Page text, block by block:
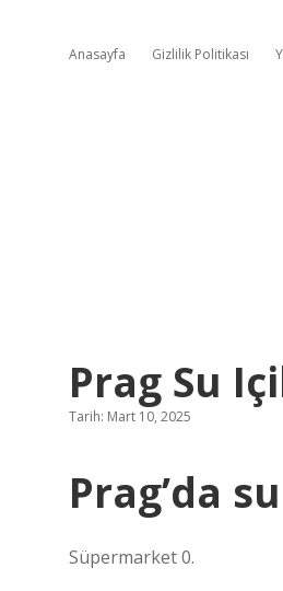
Anasayfa Gizlilik Politikası
Prag Su
Tarih: Mart 10, 2025
Prag’da
Süpermarket 0.